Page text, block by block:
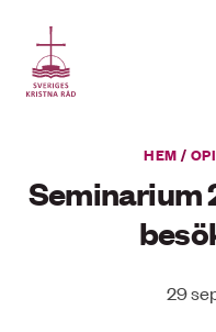
innehåll
letar
du
HEM /
Seminarium
29